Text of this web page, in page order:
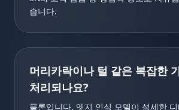
습니다.
머리카락이나 털 같은 복잡한
처리되나요?
물론입니다. 엣지 인식 모델이 섬세한